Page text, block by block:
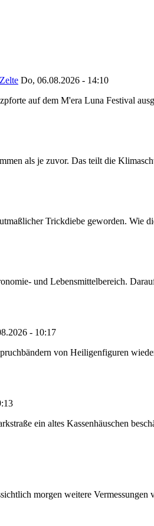
Do, 06.08.2026 - 14:10
auf dem M'era Luna Festival
als je zuvor. Das teilt die
Trickdiebe geworden. Wie
und Lebensmittelbereich.
- 10:17
von Heiligenfiguren
ein altes Kassenhäuschen
morgen weitere